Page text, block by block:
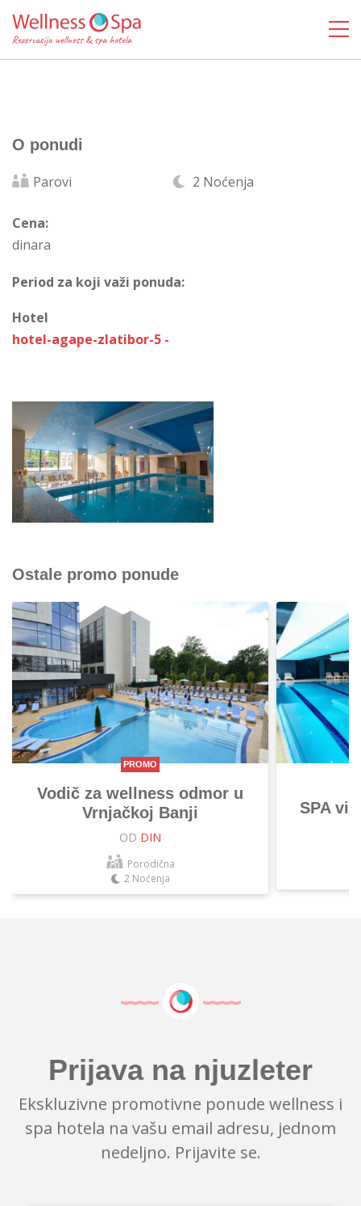
O ponudi
Parovi 2 Noćenja
Cena:
dinara
Period za koji važi ponuda:
Hotel
hotel-agape-zlatibor-5 -
Ostale promo ponude
PROMO
Vodič za wellness odmor u
Vrnjačkoj Banji
OD DIN
Porodična
2 Noćenja
SPA
Prijava na njuzleter
Ekskluzivne promotivne ponude wellness i
spa hotela na vašu email adresu, jednom
nedeljno. Prijavite se.